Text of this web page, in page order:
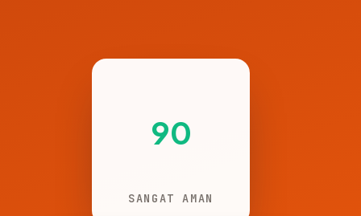
90
SANGAT AMAN